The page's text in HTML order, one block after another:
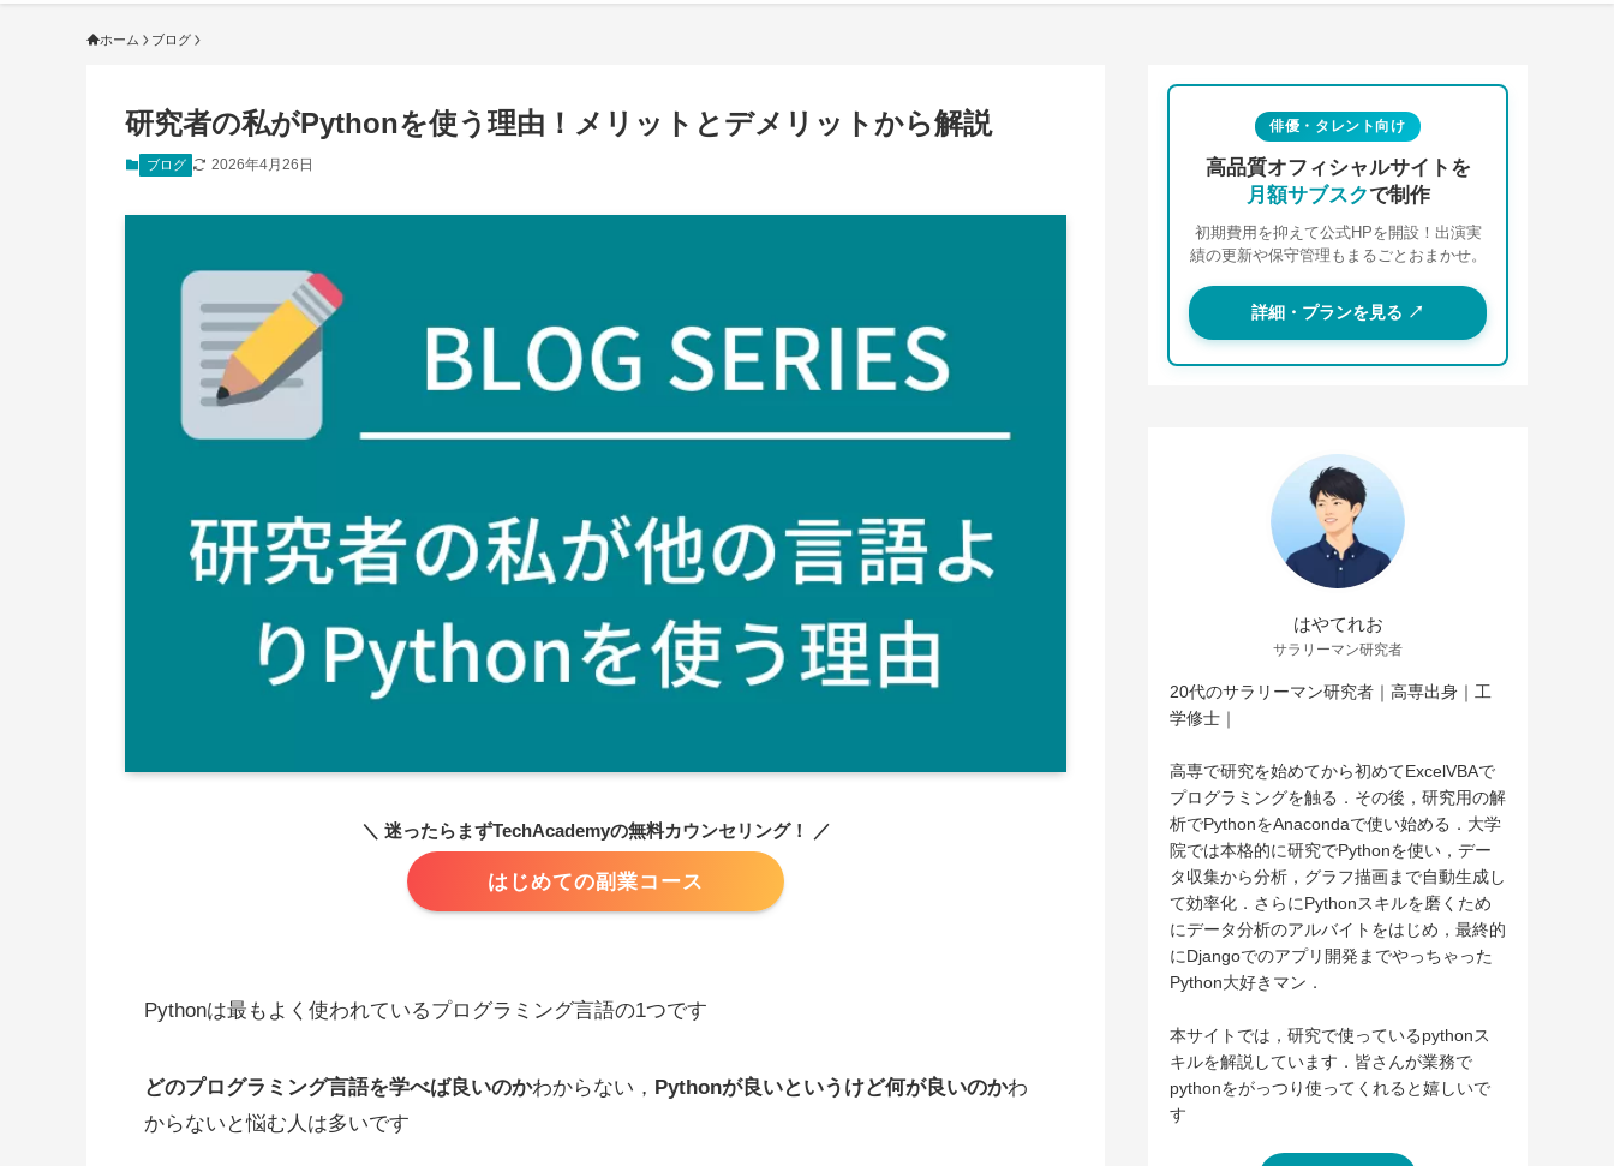
ホーム ブログ
研究者の私がPythonを使う理由！メリットとデメリットから解説
ブログ 2026年4月26日
＼ 迷ったらまずTechAcademyの無料カウンセリング！ ／
はじめての副業コース
Pythonは最もよく使われているプログラミング言語の1つです
どのプログラミング言語を学べば良いのかわからない， Pythonが良いというけど何が良いのかわ
からないと悩む人は多いです
俳優・タレント向け
高品質オフィシャルサイトを
月額サブスクで制作
初期費用を抑えて公式HPを開設！出演実
績の更新や保守管理もまるごとおまかせ。
詳細・プランを見る ↗
はやてれお
サラリーマン研究者
20代のサラリーマン研究者｜高専出身｜工
学修士｜
高専で研究を始めてから初めてExcelVBAで
プログラミングを触る．その後，研究用の解
析でPythonをAnacondaで使い始める．大学
院では本格的に研究でPythonを使い，デー
タ収集から分析，グラフ描画まで自動生成し
て効率化．さらにPythonスキルを磨くため
にデータ分析のアルバイトをはじめ，最終的
にDjangoでのアプリ開発までやっちゃった
Python大好きマン．
本サイトでは，研究で使っているpythonス
キルを解説しています．皆さんが業務で
pythonをがっつり使ってくれると嬉しいで
す